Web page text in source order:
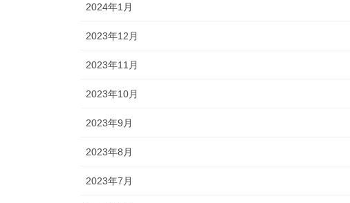
2024年1月
2023年12月
2023年11月
2023年10月
2023年9月
2023年8月
2023年7月